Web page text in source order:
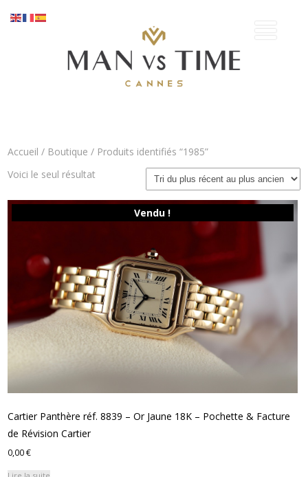
Accueil / Boutique / Produits identifiés “1985”
Voici le seul résultat
Vendu !
Cartier Panthère réf. 8839 – Or Jaune 18K – Pochette & Facture
de Révision Cartier
0,00€